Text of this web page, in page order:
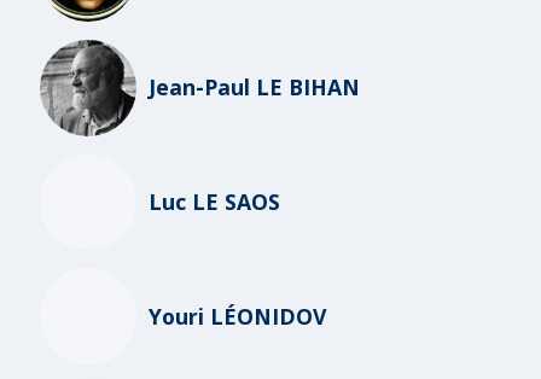
Jean-Paul LE BIHAN
Luc LE SAOS
Youri LÉONIDOV